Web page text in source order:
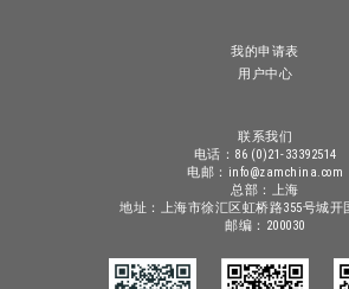
我的申请表
用户中心
联系我们
电话：86 (0)21-33392514
电邮：info@zamchina.com
总部：上海
地址：上海市徐汇区虹桥路355号城开
邮编：200030